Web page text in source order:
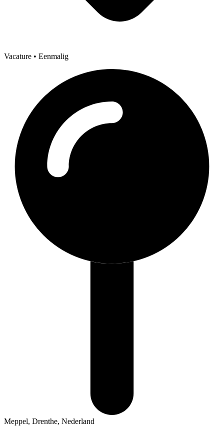
Vacature • Eenmalig
Meppel, Drenthe, Nederland